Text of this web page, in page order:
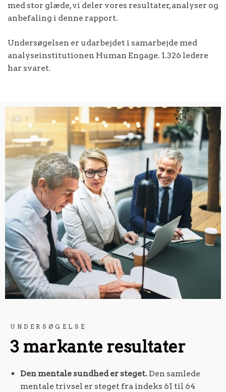
med stor glæde, vi deler vores resultater, analyser og
anbefaling i denne rapport.
Undersøgelsen er udarbejdet i samarbejde med
analyseinstitutionen Human Engage. 1.326 ledere
har svaret.
UNDERSØGELSE
3 markante resultater
Den mentale sundhed er steget. Den samlede
mentale trivsel er steget fra indeks 61 til 64